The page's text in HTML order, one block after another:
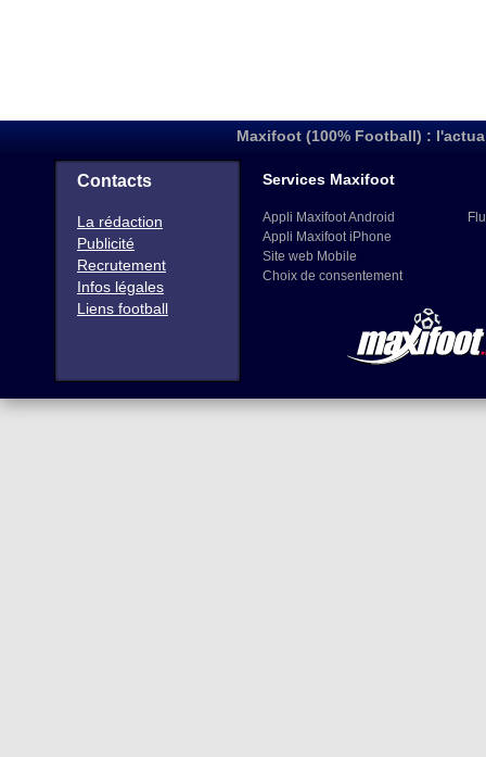
Maxifoot (100% Football) :
Contacts
La rédaction
Publicité
Recrutement
Infos légales
Liens football
Services Maxifoot
Appli Maxifoot Android
Appli Maxifoot iPhone
Site web Mobile
Choix de consentement